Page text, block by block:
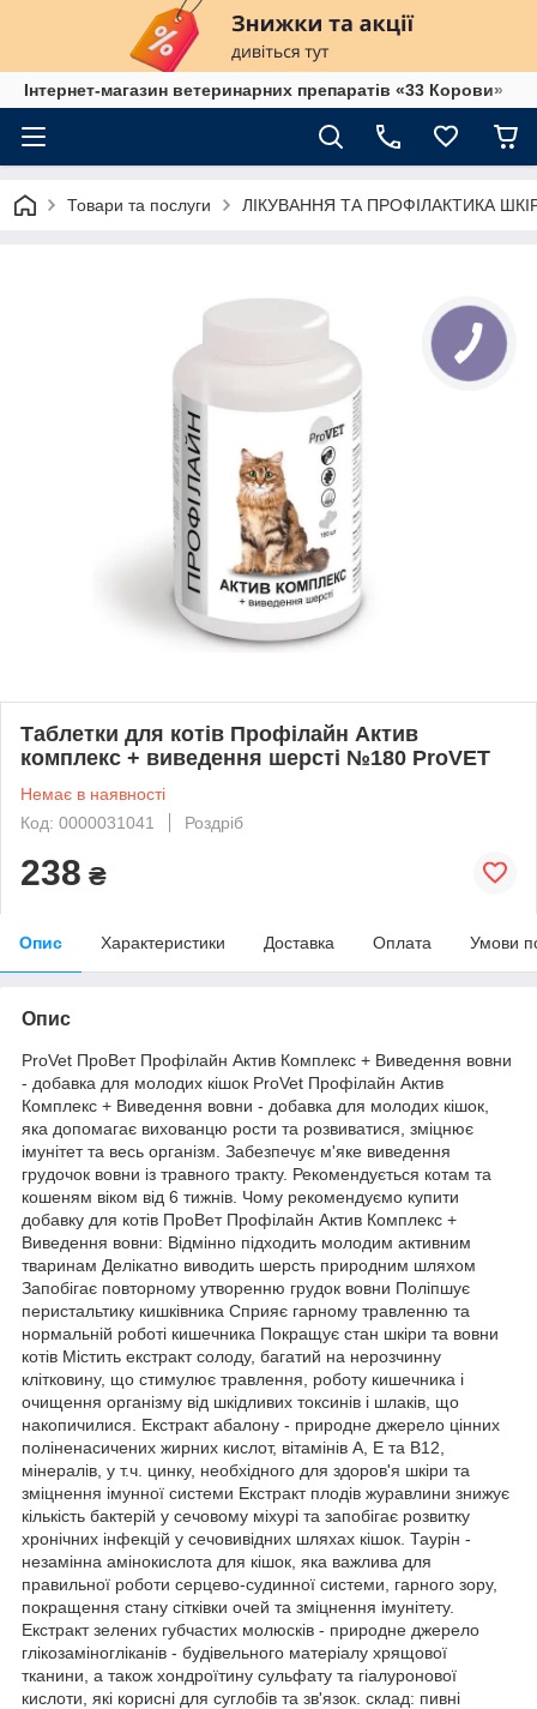
Інтернет-магазин ветеринарних препаратів «33 Корови»
Товари та послуги ЛІКУВАННЯ ТА ПРОФІЛАКТИКА
Таблетки для котів Профілайн Актив
комплекс + виведення шерсті №180 ProVET
Немає в наявності
Код: 0000031041
Роздріб
238 ₴
Опис Характеристики Доставка Оплата Умови
Опис
ProVet ПроВет Профілайн Актив Комплекс + Виведення вовни
- добавка для молодих кішок ProVet Профілайн Актив
Комплекс + Виведення вовни - добавка для молодих кішок,
яка допомагає вихованцю рости та розвиватися, зміцнює
імунітет та весь організм. Забезпечує м'яке виведення
грудочок вовни із травного тракту. Рекомендується котам та
кошеням віком від 6 тижнів. Чому рекомендуємо купити
добавку для котів ПроВет Профілайн Актив Комплекс +
Виведення вовни: Відмінно підходить молодим активним
тваринам Делікатно виводить шерсть природним шляхом
Запобігає повторному утворенню грудок вовни Поліпшує
перистальтику кишківника Сприяє гарному травленню та
нормальній роботі кишечника Покращує стан шкіри та вовни
котів Містить екстракт солоду, багатий на нерозчинну
клітковину, що стимулює травлення, роботу кишечника і
очищення організму від шкідливих токсинів і шлаків, що
накопичилися. Екстракт абалону - природне джерело цінних
поліненасичених жирних кислот, вітамінів А, Е та В12,
мінералів, у т.ч. цинку, необхідного для здоров'я шкіри та
зміцнення імунної системи Екстракт плодів журавлини знижує
кількість бактерій у сечовому міхурі та запобігає розвитку
хронічних інфекцій у сечовивідних шляхах кішок. Таурін -
незамінна амінокислота для кішок, яка важлива для
правильної роботи серцево-судинної системи, гарного зору,
покращення стану сітківки очей та зміцнення імунітету.
Екстракт зелених губчастих молюсків - природне джерело
глікозаміногліканів - будівельного матеріалу хрящової
тканини, а також хондроїтину сульфату та гіалуронової
кислоти, які корисні для суглобів та зв'язок. склад: пивні